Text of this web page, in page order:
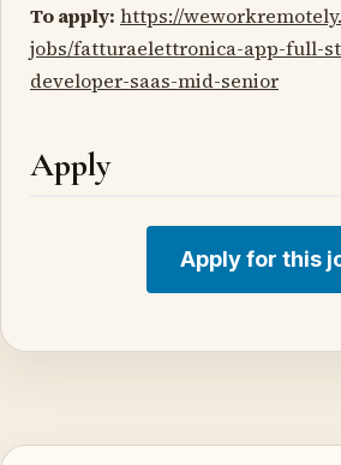
To apply: https://
jobs/fatturaelettronica-app-full-
developer-saas-mid-senior
Apply
Apply for this